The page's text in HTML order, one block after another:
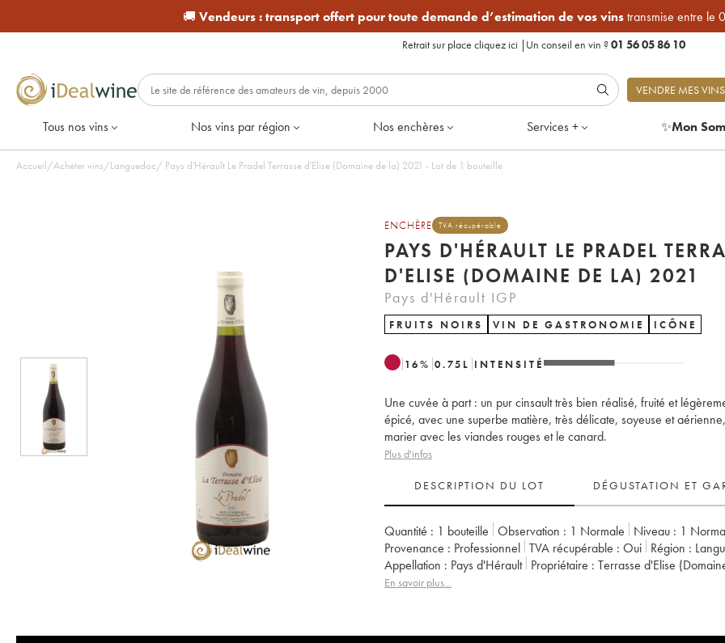
🚚 Vendeurs :transport offert pour toute demande d’estimation de vos vinstransmise entre le
Retrait sur place cliquez ici | Un conseil en vin ?01 56 05 86 10
VENDRE MES VINS
Tous nos vins Nos vins par région Nos enchères Services + ✨Mon
Accueil/Acheter vins/Languedoc/ Pays d'Hérault Le Pradel Terrasse d'Elise (Domaine de la) 2021 - Lot de 1 bouteille
ENCHÈRE TVA récupérable
PAYS D'HÉRAULT LE PRADEL
D'ELISE (DOMAINE DE LA) 2021
Pays d'Hérault IGP
FRUITS NOIRS VIN DE GASTRONOMIE ICÔNE
16% 0.75 L INTENSITÉ
Une cuvée à part : un pur cinsault très bien réalisé, fruité et
épicé, avec une superbe matière, très délicate, soyeuse et
marier avec les viandes rouges et le canard.
Plus d'infos
DESCRIPTION DU LOT DÉGUSTATION ET
Quantité : 1 bouteille Observation : 1 Normale Niveau : 1
Provenance :
professionnel TVA récupérable : oui Région :
Appellation : Pays d'Hérault Propriétaire : Terrasse d'Elise
En savoir plus...